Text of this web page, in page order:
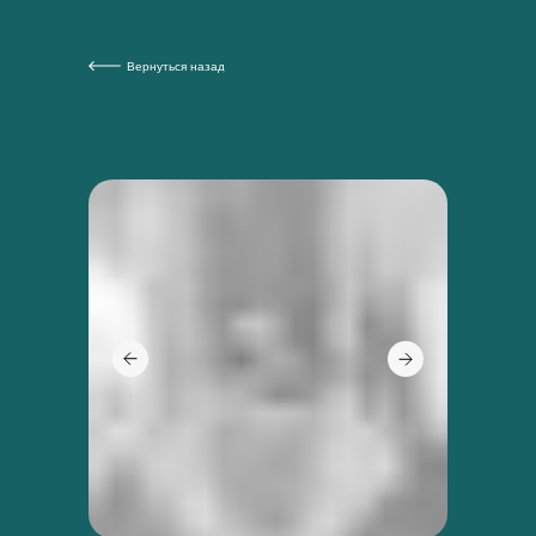
Вернуться назад